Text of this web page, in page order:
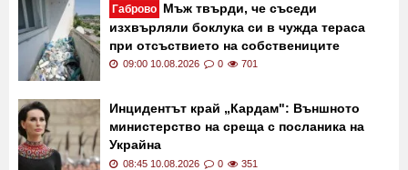
Габрово Мъж твърди, че съседи
изхвърляли боклука си в чужда тераса
при отсъствието на собствениците
09:00 10.08.2026 0 701
Инцидентът край „Кардам": Външното
министерство на среща с посланика на
Украйна
08:45 10.08.2026 0 351